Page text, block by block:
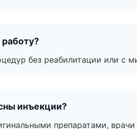
без реабилитации или с
инъекции?
препаратами,